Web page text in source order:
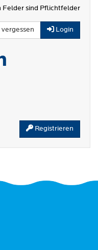
Felder sind Pflichtfelder
vergessen Login
Registrieren